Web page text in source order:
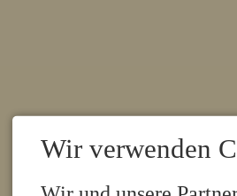
Wir verwenden